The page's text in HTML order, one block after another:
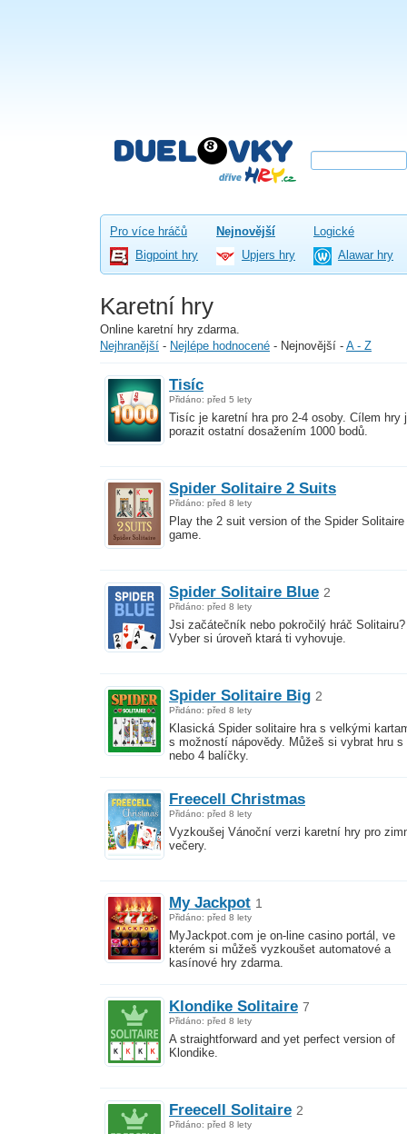
Pro více hráčů Nejnovější
Logické
Bigpoint hry
Upjers hry Alawar hry
Karetní hry
Online karetní hry zdarma.
Nejhranější - Nejlépe hodnocené - Nejnovější - A - Z
Tisíc
Přidáno: před 5 lety
Tisíc je karetní hra pro 2-4 osoby. Cílem hry
porazit ostatní dosažením 1000 bodů.
Spider Solitaire 2 Suits
Přidáno: před 8 lety
Play the 2 suit version of the Spider Solitaire
game.
Spider Solitaire Blue 2
Přidáno: před 8 lety
Jsi začátečník nebo pokročilý hráč Solitairu?
Vyber si úroveň ktará ti vyhovuje.
Spider Solitaire Big 2
Přidáno: před 8 lety
Klasická Spider solitaire hra s velkými
s možností nápovědy. Můžeš si vybrat hru s
nebo 4 balíčky.
Freecell Christmas
Přidáno: před 8 lety
Vyzkoušej Vánoční verzi karetní hry pro
večery.
My Jackpot 1
Přidáno: před 8 lety
MyJackpot.com je on-line casino portál, ve
kterém si můžeš vyzkoušet automatové a
kasínové hry zdarma.
Klondike Solitaire 7
Přidáno: před 8 lety
A straightforward and yet perfect version of
Klondike.
Freecell Solitaire 2
Přidáno: před 8 lety